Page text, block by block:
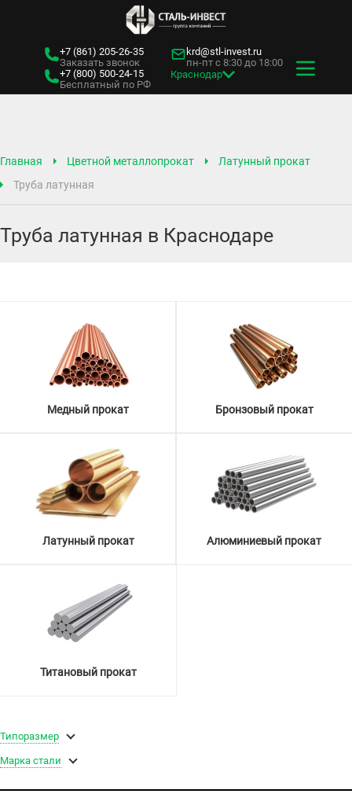
+7 (861) 205-26-35
Заказать звонок
+7 (800) 500-24-15
Бесплатный по РФ
krd@stl-invest.ru
пн-пт с 8:30 до 18:00
Краснодар
Главная Цветной металлопрокат
Латунный прокат
Труба латунная
Труба латунная в Краснодаре
Медный прокат Бронзовый прокат
Латунный прокат Алюминиевый прокат
Титановый прокат
Типоразмер
Марка стали